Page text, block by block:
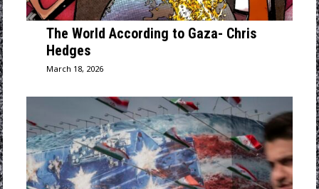
The World According to Gaza- Chris
Hedges
March 18, 2026